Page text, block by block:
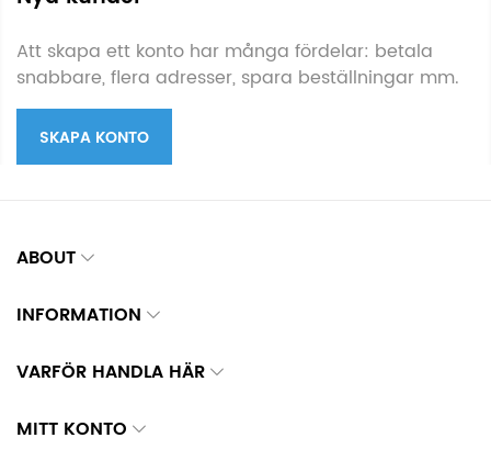
Att skapa ett konto har många fördelar: betala
snabbare, flera adresser, spara beställningar mm.
SKAPA KONTO
ABOUT
INFORMATION
VARFÖR HANDLA HÄR
MITT KONTO